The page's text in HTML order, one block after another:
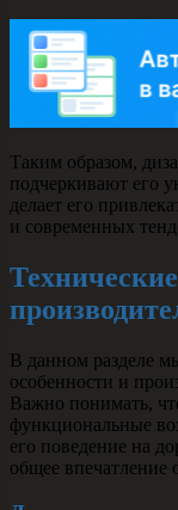
Таким образом,
подчеркивают его
делает его
и современных
В данном разделе
особенности и
Важно понимать,
функциональные
его поведение на
общее впечатление